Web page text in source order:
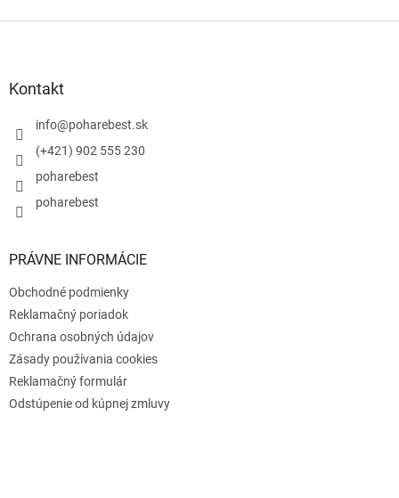
Kontakt
info@poharebest.sk
(+421) 902 555 230
poharebest
poharebest
PRÁVNE INFORMÁCIE
Obchodné podmienky
Reklamačný poriadok
Ochrana osobných údajov
Zásady používania cookies
Reklamačný formulár
Odstúpenie od kúpnej zmluvy